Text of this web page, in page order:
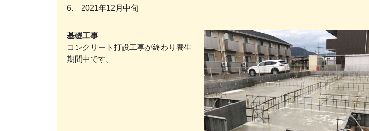
6. 2021年12月中旬
基礎工事
コンクリート打設工事が終わり養生
期間中です。